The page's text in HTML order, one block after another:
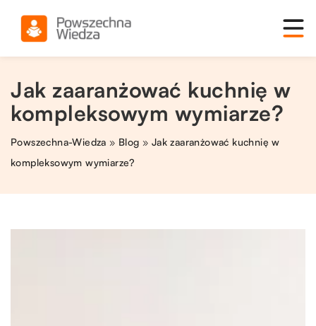
Jak zaaranżować kuchnię w
kompleksowym wymiarze?
Powszechna-Wiedza » Blog » Jak zaaranżować kuchnię w
kompleksowym wymiarze?